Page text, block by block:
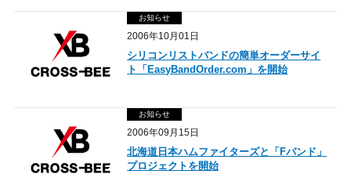
お知らせ
2006年10月01日
シリコンリストバンドの簡単オーダーサイ
ト「EasyBandOrder.com」を開始
お知らせ
2006年09月15日
北海道日本ハムファイターズと「Fバンド」
プロジェクトを開始